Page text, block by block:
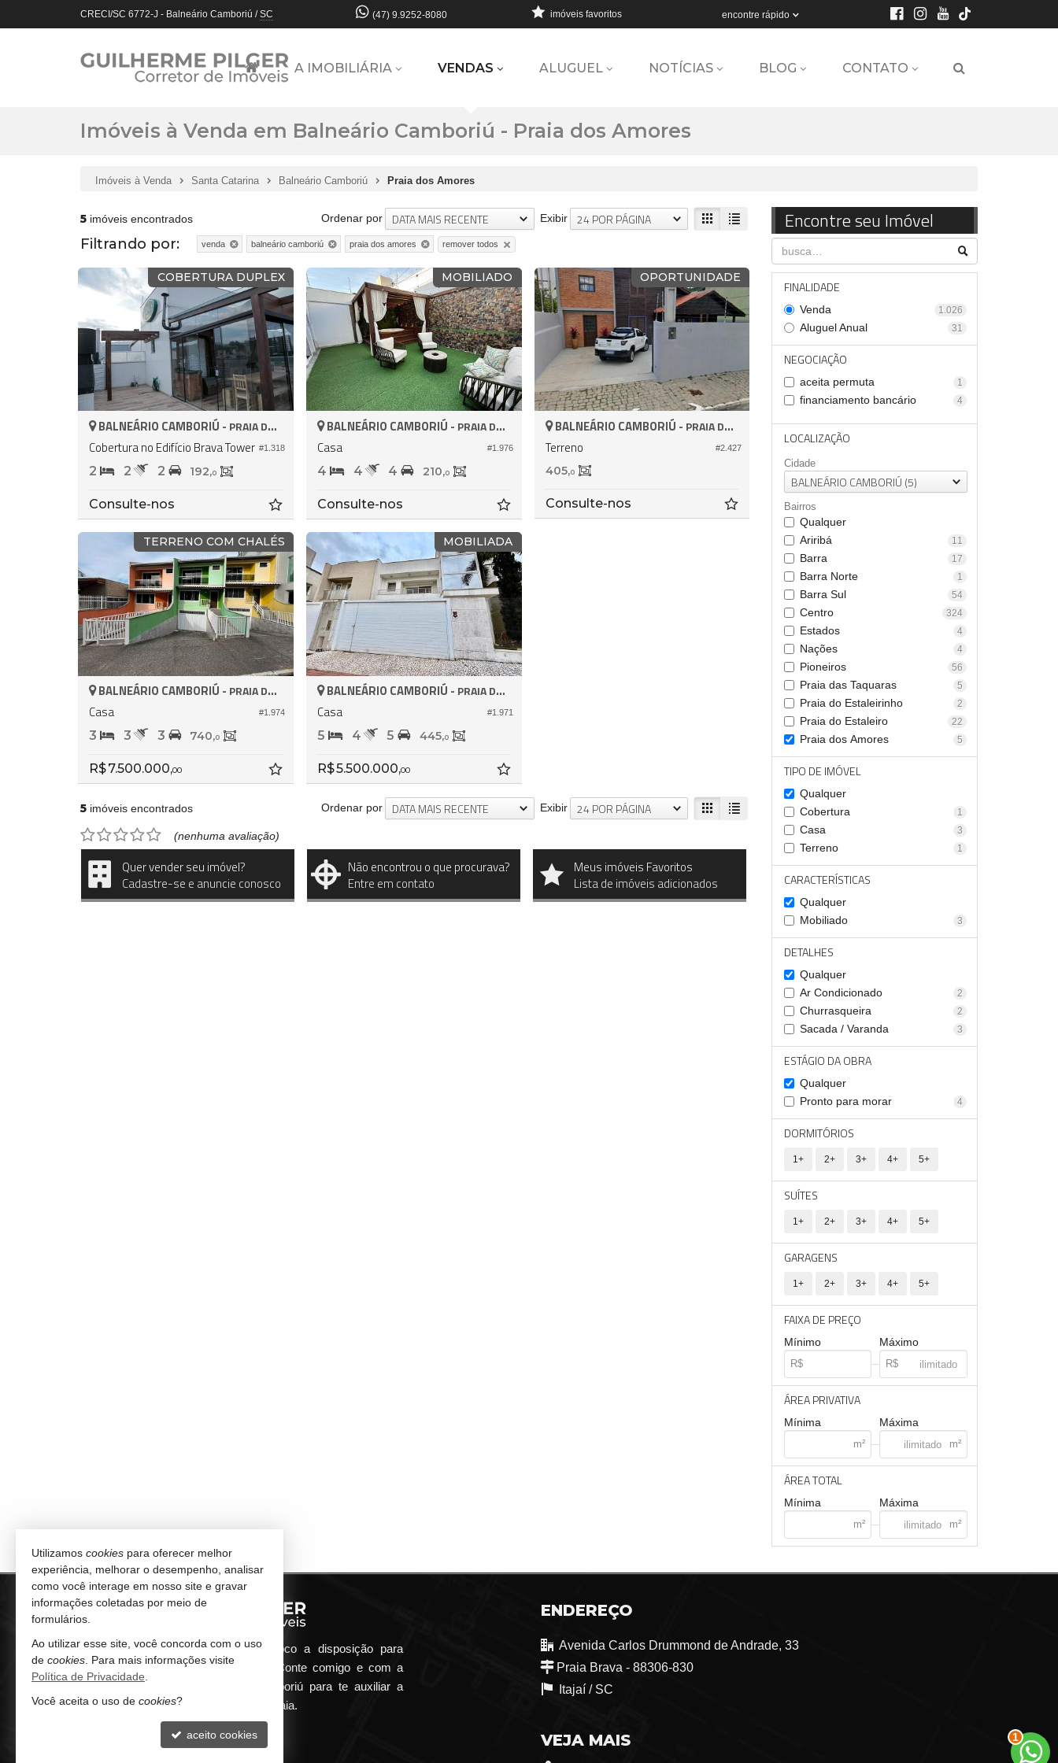
CRECI/SC 6772-J - Balneário Camboriú /SC (47) 9.9252-8080 encontre rápido
imóveis favoritos
A IMOBILIÁRIA VENDAS ALUGUEL NOTÍCIAS BLOG CONTATO
Imóveis à Venda em Balneário Camboriú - Praia dos Amores
Imóveis à Venda Santa Catarina Balneário Camboriú Praia dos Amores
Encontre seu Imóvel
FINALIDADE
Venda 1.026
Aluguel Anual 31
NEGOCIAÇÃO
aceita permuta 1
financiamento bancário 4
LOCALIZAÇÃO
Cidade
BALNEÁRIO CAMBORIÚ (5)
Bairros
Qualquer
Ariribá
11
Barra 17
Barra Norte 1
Barra Sul 54
Centro 324
Estados 4
Nações 4
Pioneiros 56
Praia das Taquaras 5
Praia do Estaleirinho 2
Praia do Estaleiro 22
Praia dos Amores 5
TIPO DE IMÓVEL
Qualquer
Cobertura
1
Casa 3
Terreno 1
CARACTERÍSTICAS
Qualquer
Mobiliado
3
DETALHES
Qualquer
Ar Condicionado
2
Churrasqueira 2
Sacada / Varanda 3
ESTÁGIO DA OBRA
Qualquer
Pronto para morar
4
DORMITÓRIOS
1+ 2+ 3+ 4+ 5+
SUÍTES
1+ 2+ 3+ 4+ 5+
GARAGENS
1+ 2+ 3+ 4+ 5+
FAIXA DE PREÇO
Mínimo Máximo
ÁREA PRIVATIVA
Mínima Máxima
ÁREA TOTAL
Mínima Máxima
5 imóveis encontrados Exibir 24 POR PÁGINA
Ordenar por DATA MAIS RECENTE
Filtrando por: venda balneário camboriú praia dos amores remover todos
COBERTURA DUPLEX
#1.318
BALNEÁRIO CAMBORIÚ - PRAIA DOS AMORES
Cobertura no Edifício Brava Tower
2 2 2 192,0
Consulte-nos
MOBILIADO
#1.976
BALNEÁRIO CAMBORIÚ - PRAIA DOS AMORES
Casa
4 4 4 210,0
Consulte-nos
OPORTUNIDADE
#2.427
BALNEÁRIO CAMBORIÚ - PRAIA DOS AMORES
Terreno
405,0
Consulte-nos
TERRENO COM CHALÉS
#1.974
BALNEÁRIO CAMBORIÚ - PRAIA DOS AMORES
Casa
3 3 3 740,0
R$ 7.500.000,00
MOBILIADA
#1.971
BALNEÁRIO CAMBORIÚ - PRAIA DOS AMORES
Casa
5 4 5 445,0
R$ 5.500.000,00
5 imóveis encontrados Exibir 24 POR PÁGINA
Ordenar por DATA MAIS RECENTE
(nenhuma avaliação)
Quer vender seu imóvel?
Cadastre-se e anuncie conosco
Não encontrou o que procurava?
Entre em contato
Meus imóveis Favoritos
Lista de imóveis adicionados
Qualquer dúvida que surgir me coloco a disposição para
atender de maneira ágil e eficiente. Conte comigo e com a
minha imobiliária em Balneário Camboriú para te auxiliar a
encontrar o seu imóvel ideal aqui na Praia.
ENDEREÇO
Avenida Carlos Drummond de Andrade, 33
Praia Brava - 88306-830
Itajaí / SC
VEJA MAIS
Utilizamos cookies para oferecer melhor
experiência, melhorar o desempenho, analisar
como você interage em nosso site e gravar
informações coletadas por meio de
formulários.
Ao utilizar esse site, você concorda com o uso
de cookies . Para mais informações visite
Política de Privacidade
Você aceita o uso de cookies?
aceito cookies